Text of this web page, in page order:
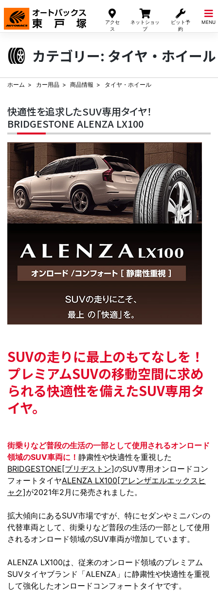
アクセ
ス
ネットショッ
プ
ピット予
約
MENU
Skip
content
カテゴリー: タイヤ・ホイール
ホーム カー用品 商品情報 タイヤ・ホイール
快適性を追求したSUV専用タイヤ！
BRIDGESTONE ALENZA LX100
SUVの走りに最上のもてなしを！
プレミアムSUVの移動空間に求め
られる快適性を備えたSUV専用タ
イヤ。
街乗りなど普段の生活の一部として使用されるオンロード
領域のSUV車両に！ 静粛性や快適性を重視した
BRIDGESTONE[ブリヂストン]のSUV専用オンロードコン
フォートタイヤALENZA LX100[アレンザエルエックスヒ
ャク]が2021年2月に発売されました。
拡大傾向にあるSUV市場ですが、特にセダンやミニバンの
代替車両として、街乗りなど普段の生活の一部として使用
されるオンロード領域のSUV車両が増加しています。
ALENZA LX100は、従来のオンロード領域のプレミアム
SUVタイヤブランド「ALENZA」に静粛性や快適性を重視
して強化したオンロードコンフォートタイヤです。